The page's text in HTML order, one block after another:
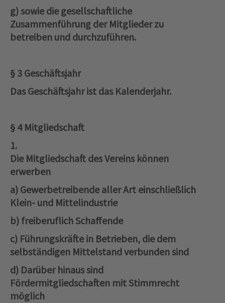
g) sowie die gesellschaftliche
Zusammenführung der Mitglieder zu
betreiben und durchzuführen.
§ 3 Geschäftsjahr
Das Geschäftsjahr ist das Kalenderjahr.
§ 4 Mitgliedschaft
1.
Die Mitgliedschaft des Vereins können
erwerben
a) Gewerbetreibende aller Art einschließlich
Klein‑ und Mittelindustrie
b) freiberuflich Schaffende
c) Führungskräfte in Betrieben, die dem
selbständigen Mittelstand verbunden sind
d) Darüber hinaus sind
Fördermitgliedschaften mit Stimmrecht
möglich